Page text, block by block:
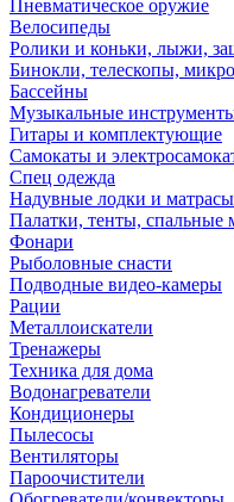
Пневматическое оружие
Велосипеды
Ролики и коньки, лыжи,
Бинокли, телескопы,
Бассейны
Музыкальные
Гитары и комплектующие
Самокаты и
Спец одежда
Надувные лодки и матрасы
Палатки, тенты, спальные
Фонари
Рыболовные снасти
Подводные видео-камеры
Рации
Металлоискатели
Тренажеры
Техника для дома
Водонагреватели
Кондиционеры
Пылесосы
Вентиляторы
Пароочистители